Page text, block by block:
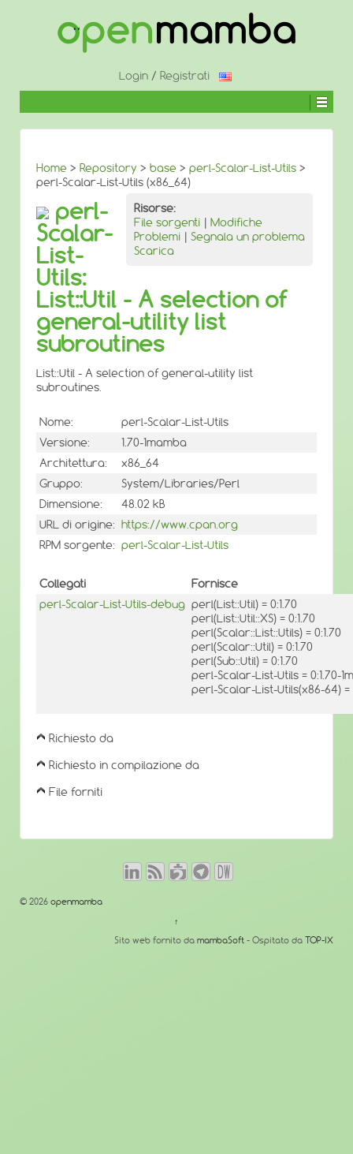
CONTENUTO
Login / Registrati
Home > Repository > base > perl-Scalar-List-Utils >
perl-Scalar-List-Utils (x86_64)
Risorse:
File sorgenti | Modifiche
Problemi | Segnala un problema
Scarica
perl-
Scalar-
List-
Utils:
List::Util - A selection of
general-utility list
subroutines
List::Util - A selection of general-utility list
subroutines.
Nome:
perl-Scalar-List-Utils
Versione:
1.70-1mamba
Architettura:
x86_64
Gruppo:
System/Libraries/Perl
Dimensione:
48.02 kB
URL di origine: https://www.cpan.org
RPM sorgente: perl-Scalar-List-Utils
Collegati
Fornisce
perl-Scalar-List-Utils-debug perl(List::Util) = 0:1.70
perl(List::Util::XS) = 0:1.70
perl(Scalar::List::Utils) = 0:1.70
perl(Scalar::Util) = 0:1.70
perl(Sub::Util) = 0:1.70
perl-Scalar-List-Utils = 0:1.70-
perl-Scalar-List-Utils(x86-64) =
Richiesto da
Richiesto in compilazione da
File forniti
© 2026 openmamba
↑
Sito web fornito da mambaSoft - Ospitato da TOP-IX